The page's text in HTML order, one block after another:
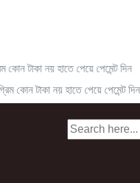
নয় হাতে পেয়ে পেমেন্ট দিন।আর ৭
নয় হাতে পেয়ে পেমেন্ট দিন।আর